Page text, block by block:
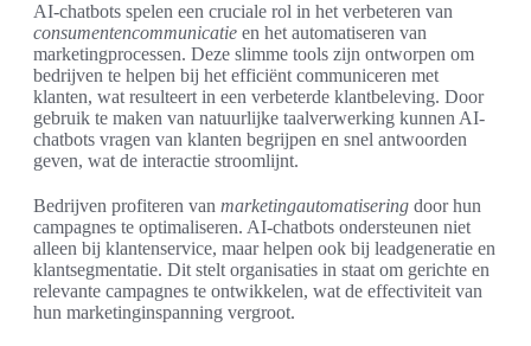
AI-chatbots spelen een cruciale rol in het verbeteren van
consumentencommunicatie en het automatiseren van
marketingprocessen. Deze slimme tools zijn ontworpen om
bedrijven te helpen bij het efficiënt communiceren met
klanten, wat resulteert in een verbeterde klantbeleving. Door
gebruik te maken van natuurlijke taalverwerking kunnen AI-
chatbots vragen van klanten begrijpen en snel antwoorden
geven, wat de interactie stroomlijnt.
Bedrijven profiteren van marketingautomatisering door hun
campagnes te optimaliseren. AI-chatbots ondersteunen niet
alleen bij klantenservice, maar helpen ook bij leadgeneratie en
klantsegmentatie. Dit stelt organisaties in staat om gerichte en
relevante campagnes te ontwikkelen, wat de effectiviteit van
hun marketinginspanning vergroot.